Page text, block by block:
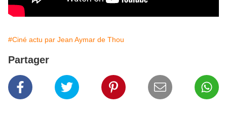
#Ciné actu par Jean Aymar de Thou
Partager